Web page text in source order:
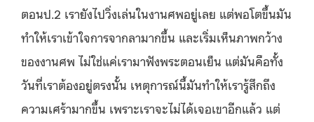
ตอนป.2 เรายังไปวิ่งเล่นในงานศพอยู่เลย แต่พอโตขึ้นมัน
ทำให้เราเข้าใจการจากลามากขึ้น และเริ่มเห็นภาพกว้าง
ของงานศพ ไม่ใช่แค่เรามาฟังพระตอนเย็น แต่มันคือทั้ง
วันที่เราต้องอยู่ตรงนั้น เหตุการณ์นี้มันทำให้เรารู้สึกถึง
ความเศร้ามากขึ้น เพราะเราจะไม่ได้เจอเขาอีกแล้ว แต่